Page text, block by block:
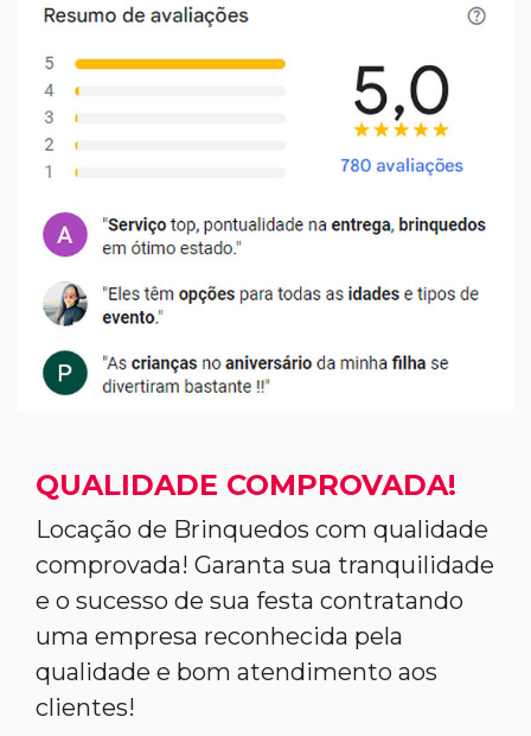
QUALIDADE COMPROVADA!
Locação de Brinquedos com qualidade
comprovada! Garanta sua tranquilidade
e o sucesso de sua festa contratando
uma empresa reconhecida pela
qualidade e bom atendimento aos
clientes!